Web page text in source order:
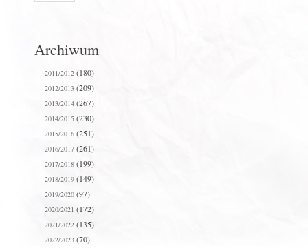
Archiwum
2011/2012(180)
2012/2013(209)
2013/2014(267)
2014/2015(230)
2015/2016(251)
2016/2017(261)
2017/2018(199)
2018/2019(149)
2019/2020(97)
2020/2021 (172)
2021/2022(135)
2022/2023(70)